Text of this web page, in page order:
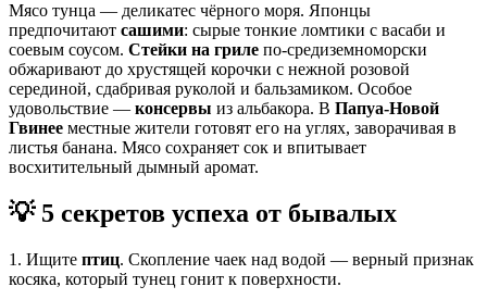
Мясо тунца — деликатес чёрного моря. Японцы
предпочитают сашими: сырые тонкие ломтики с васаби и
соевым соусом. Стейки на гриле по-средиземноморски
обжаривают до хрустящей корочки с нежной розовой
серединой, сдабривая руколой и бальзамиком. Особое
удовольствие — консервы из альбакора. В Папуа-Новой
Гвинее местные жители готовят его на углях, заворачивая в
листья банана. Мясо сохраняет сок и впитывает
восхитительный дымный аромат.
💡 5 секретов успеха от бывалых
1. Ищите птиц. Скопление чаек над водой — верный признак
косяка, который тунец гонит к поверхности.